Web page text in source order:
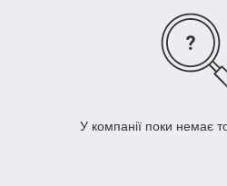
У компанії поки немає